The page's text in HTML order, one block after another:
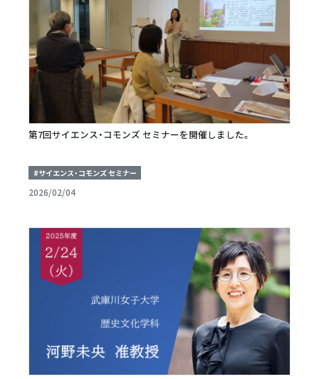
第7回サイエンス・コモンズ セミナーを開催しました。
#サイエンス・コモンズ セミナー
2026/02/04